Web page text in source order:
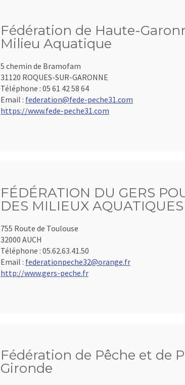
Fédération de Haute-
Milieu Aquatique
5 chemin de Bramofam
31120 ROQUES-SUR-GARONNE
Téléphone : 05 61 42 58 64
Email : federation@fede-peche31.com
https://www.fede-peche31.com
FÉDÉRATION DU GERS
DES MILIEUX AQUATIQUES
755 Route de Toulouse
32000 AUCH
Téléphone : 05.62.63.41.50
Email : federationpeche32@orange.fr
http://www.gers-peche.fr
Fédération de Pêche et de
Gironde